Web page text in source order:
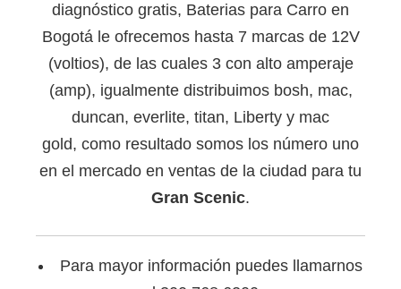
diagnóstico gratis, Baterias para Carro en
Bogotá le ofrecemos hasta 7 marcas de 12V
(voltios), de las cuales 3 con alto amperaje
(amp), igualmente distribuimos bosh, mac,
duncan, everlite, titan, Liberty y mac
gold, como resultado somos los número uno
en el mercado en ventas de la ciudad para tu
Gran Scenic.
Para mayor información puedes llamarnos